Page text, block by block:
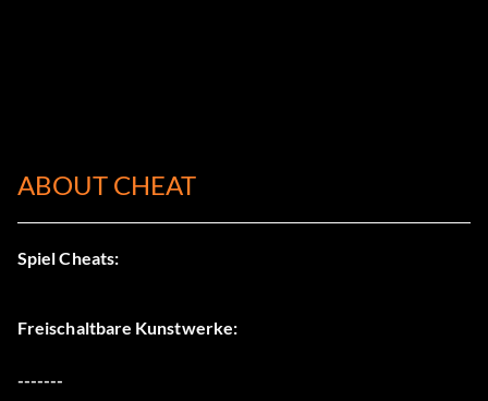
ABOUT CHEAT
Spiel Cheats:
Freischaltbare Kunstwerke:
-------